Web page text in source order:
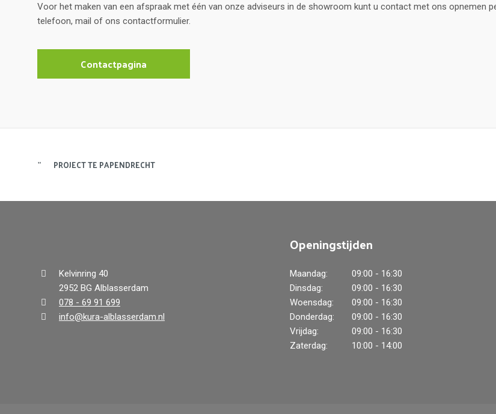
Voor het maken van een afspraak met één van onze adviseurs in de showroom kunt u contact met ons opnemen
telefoon, mail of ons contactformulier.
Contactpagina
PROJECT TE PAPENDRECHT
Kelvinring 40
2952 BG Alblasserdam
078 - 69 91 699
info@kura-alblasserdam.nl
Openingstijden
Maandag:
09:00 - 16:30
Dinsdag:
09:00 - 16:30
Woensdag:
09:00 - 16:30
Donderdag:
09:00 - 16:30
Vrijdag:
09:00 - 16:30
Zaterdag:
10:00 - 14:00